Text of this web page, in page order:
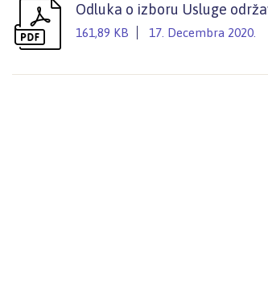
Odluka o izboru Usluge
161,89 KB 17. Decembra 2020.